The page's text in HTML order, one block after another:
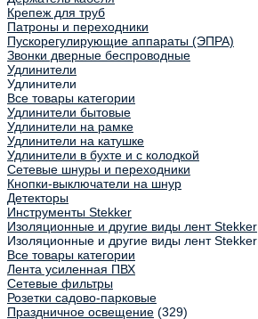
Крепеж для труб
Патроны и переходники
Пускорегулирующие аппараты (ЭПРА)
Звонки дверные беспроводные
Удлинители
Удлинители
Все товары категории
Удлинители бытовые
Удлинители на рамке
Удлинители на катушке
Удлинители в бухте и с колодкой
Сетевые шнуры и переходники
Кнопки-выключатели на шнур
Детекторы
Инструменты Stekker
Изоляционные и другие виды лент Stekker
Изоляционные и другие виды лент Stekker
Все товары категории
Лента усиленная ПВХ
Сетевые фильтры
Розетки садово-парковые
Праздничное освещение (329)